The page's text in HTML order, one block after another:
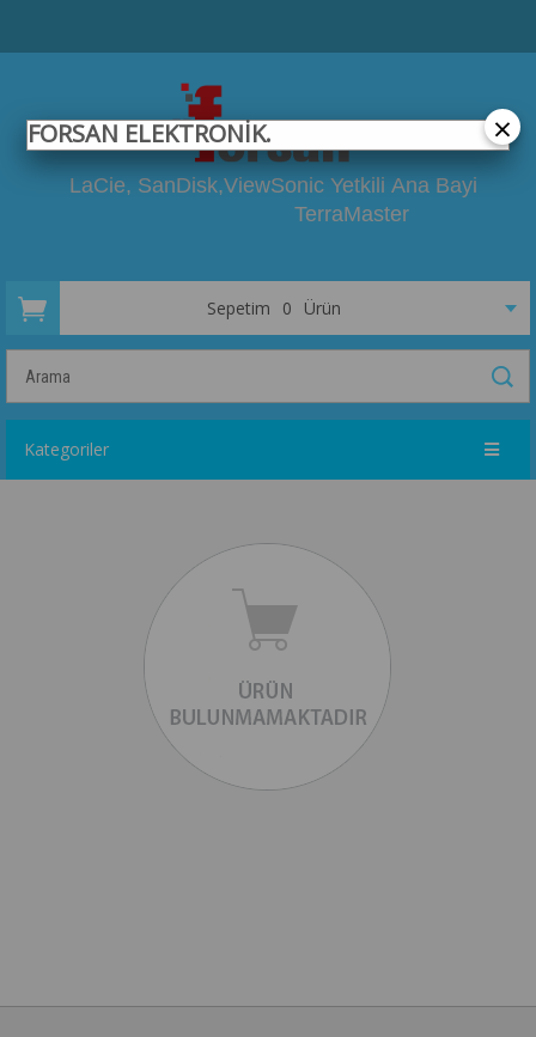
LaCie, SanDisk,ViewSonic Yetkili Ana Bayi
TerraMaster
Sepetim 0 Ürün
Kategoriler
×
FORSAN ELEKTRONİK.